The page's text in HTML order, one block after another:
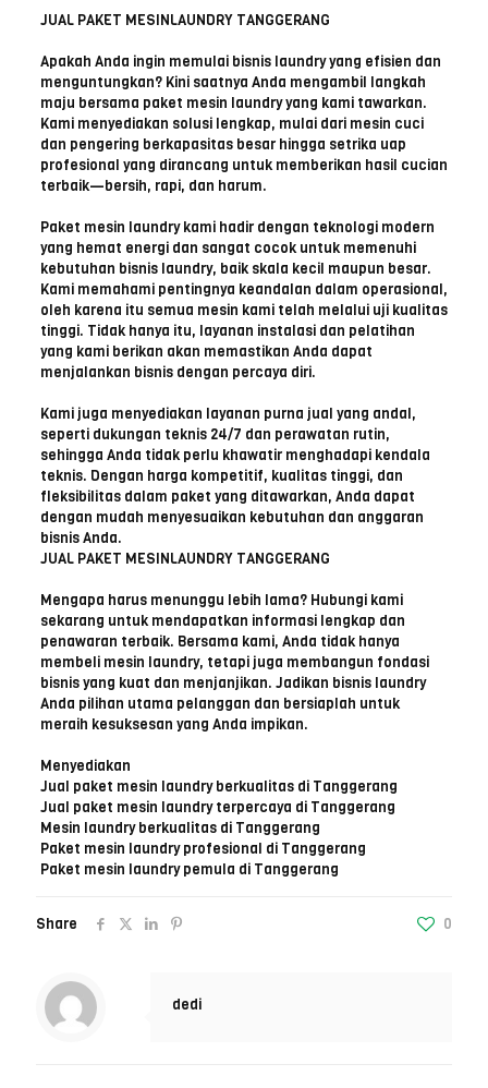
JUAL PAKET MESINLAUNDRY TANGGERANG
Apakah Anda ingin memulai bisnis laundry yang efisien dan
menguntungkan? Kini saatnya Anda mengambil langkah
maju bersama paket mesin laundry yang kami tawarkan.
Kami menyediakan solusi lengkap, mulai dari mesin cuci
dan pengering berkapasitas besar hingga setrika uap
profesional yang dirancang untuk memberikan hasil cucian
terbaik—bersih, rapi, dan harum.
Paket mesin laundry kami hadir dengan teknologi modern
yang hemat energi dan sangat cocok untuk memenuhi
kebutuhan bisnis laundry, baik skala kecil maupun besar.
Kami memahami pentingnya keandalan dalam operasional,
oleh karena itu semua mesin kami telah melalui uji kualitas
tinggi. Tidak hanya itu, layanan instalasi dan pelatihan
yang kami berikan akan memastikan Anda dapat
menjalankan bisnis dengan percaya diri.
Kami juga menyediakan layanan purna jual yang andal,
seperti dukungan teknis 24/7 dan perawatan rutin,
sehingga Anda tidak perlu khawatir menghadapi kendala
teknis. Dengan harga kompetitif, kualitas tinggi, dan
fleksibilitas dalam paket yang ditawarkan, Anda dapat
dengan mudah menyesuaikan kebutuhan dan anggaran
bisnis Anda.
JUAL PAKET MESINLAUNDRY TANGGERANG
Mengapa harus menunggu lebih lama? Hubungi kami
sekarang untuk mendapatkan informasi lengkap dan
penawaran terbaik. Bersama kami, Anda tidak hanya
membeli mesin laundry, tetapi juga membangun fondasi
bisnis yang kuat dan menjanjikan. Jadikan bisnis laundry
Anda pilihan utama pelanggan dan bersiaplah untuk
meraih kesuksesan yang Anda impikan.
Menyediakan
Jual paket mesin laundry berkualitas di Tanggerang
Jual paket mesin laundry terpercaya di Tanggerang
Mesin laundry berkualitas di Tanggerang
Paket mesin laundry profesional di Tanggerang
Paket mesin laundry pemula di Tanggerang
Share 0
dedi